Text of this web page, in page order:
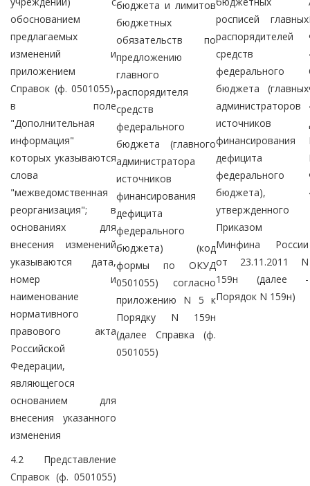
обоснованием
предлагаемых
изменений и
приложением
Справок (ф. 0501055),
в поле
"Дополнительная
информация"
которых указываются
слова
"межведомственная
реорганизация"; в
основаниях для
внесения изменений
указываются дата,
номер и
наименование
нормативного
правового акта
Российской
Федерации,
являющегося
основанием для
внесения указанного
изменения
бюджета и лимитов
бюджетных
обязательств по
предложению
главного
распорядителя
средств
федерального
бюджета (главного
администратора
источников
финансирования
дефицита
федерального
бюджета) (код
формы по ОКУД
0501055) согласно
приложению N 5 к
Порядку N 159н
(далее Справка (ф.
0501055)
росписей главных
распорядителей
средств
федерального
бюджета (главных
администраторов
источников
финансирования
дефицита
федерального
бюджета),
утвержденного
Приказом
Минфина России
от 23.11.2011 N
159н (далее -
Порядок N 159н)
4.2 Представление
Справок (ф. 0501055)